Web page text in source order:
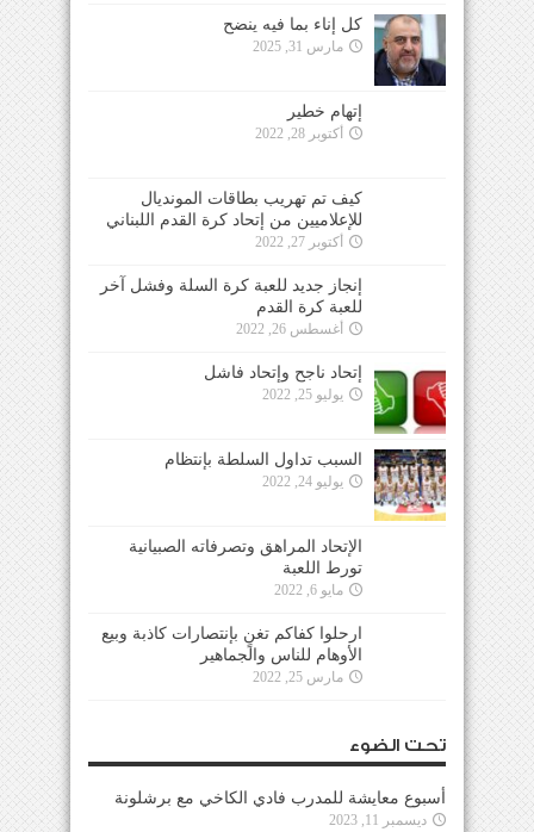
كل إناء بما فيه ينضح
مارس 31, 2025
إتهام خطير
أكتوبر 28, 2022
كيف تم تهريب بطاقات المونديال
للإعلاميين من إتحاد كرة القدم اللبناني
أكتوبر 27, 2022
إنجاز جديد للعبة كرة السلة وفشل آخر
للعبة كرة القدم
أغسطس 26, 2022
إتحاد ناجح وإتحاد فاشل
يوليو 25, 2022
السبب تداول السلطة بإنتظام
يوليو 24, 2022
الإتحاد المراهق وتصرفاته الصبيانية
تورط اللعبة
مايو 6, 2022
ارحلوا كفاكم تغنٍ بإنتصارات كاذبة وبيع
الأوهام للناس والجماهير
مارس 25, 2022
تحت الضوء
أسبوع معايشة للمدرب فادي الكاخي مع برشلونة
ديسمبر 11, 2023